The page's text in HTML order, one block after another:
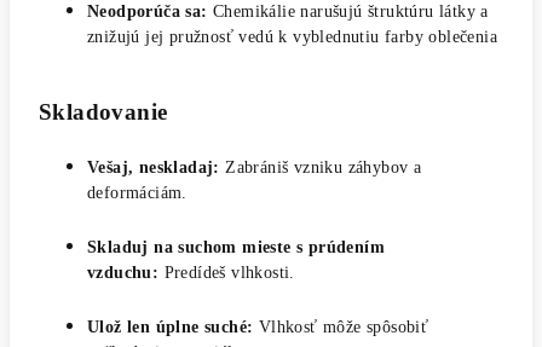
Neodporúča sa: Chemikálie narušujú štruktúru látky a
znižujú jej pružnosť vedú k vyblednutiu farby oblečenia
Skladovanie
Vešaj, neskladaj: Zabrániš vzniku záhybov a
deformáciám.
Skladuj na suchom mieste s prúdením
vzduchu: Predídeš vlhkosti.
Ulož len úplne suché: Vlhkosť môže spôsobiť